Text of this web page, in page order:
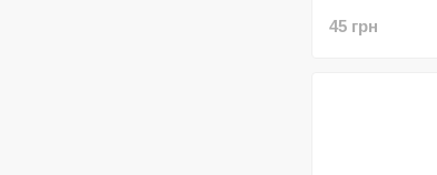
45 грн